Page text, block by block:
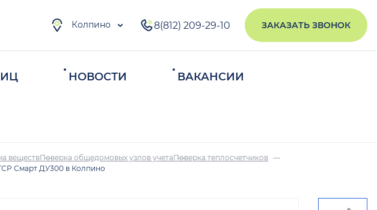
Колпино 8(812) 209-29-10 ЗАКАЗАТЬ ЗВОНОК
НОВОСТИ ВАКАНСИИ
веществПоверка общедомовых узлов учетаПоверка теплосчетчиков
Смарт ДУ300 в Колпино